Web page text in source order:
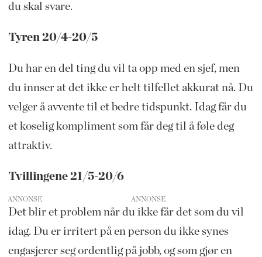
du skal svare.
Tyren 20/4-20/5
Du har en del ting du vil ta opp med en sjef, men
du innser at det ikke er helt tilfellet akkurat nå. Du
velger å avvente til et bedre tidspunkt. Idag får du
et koselig kompliment som får deg til å føle deg
attraktiv.
Tvillingene 21/5-20/6
ANNONSE
Det blir et problem når du ikke får det som du vil
idag. Du er irritert på en person du ikke synes
engasjerer seg ordentlig på jobb, og som gjør en